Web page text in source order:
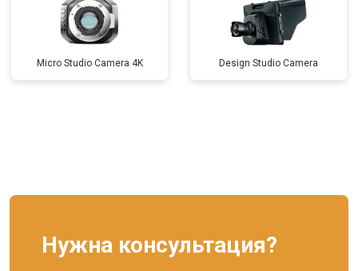
Micro Studio Camera 4K Design Studio Camera
Нужна консультация?